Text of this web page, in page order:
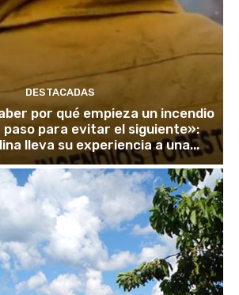
DESTACADAS
por qué empieza un incendio
paso para evitar el siguiente»:
lleva su experiencia a una...